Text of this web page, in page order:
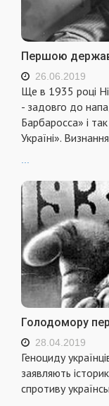
Першою
26.06.2019
Ще в 1935 році
- задовго до
Барбаросса» і
Україні».
Голодомору
28.04.2019
Геноциду
заявляють
спротиву